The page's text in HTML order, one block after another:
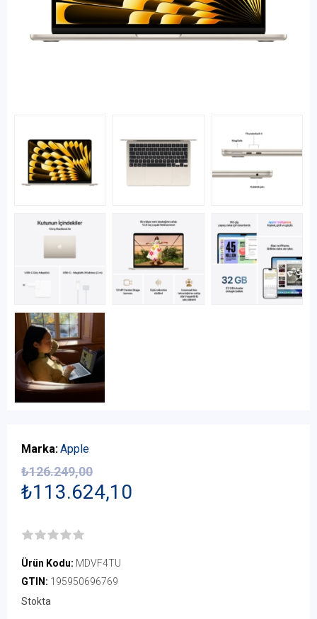
Marka:Apple
₺113.624,10
₺126.249,00
Ürün Kodu: MDVF4TU
GTIN: 195950696769
Stokta